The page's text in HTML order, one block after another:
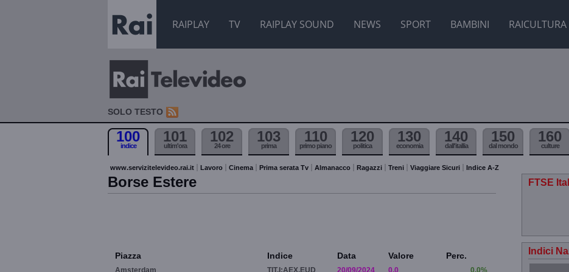
RAIPLAY TV RAIPLAY SOUND NEWS SPORT BAMBINI RAICULTURA
SOLO TESTO
100
indice
101
ultim'ora
102
24 ore
103
prima
110
primo piano
120
politica
130
economia
140
dall'itallia
150
dal mondo
160
culture
www.servizitelevideo.rai.it Lavoro Cinema Prima serata Tv Almanacco Ragazzi Treni Viaggiare Sicuri Indice A-Z
Borse Estere
Piazza Indice Data Valore Perc.
Amsterdam TIT.I:AEX.EUD 20/09/2024 0.0
0.0%
FTSE
Indici